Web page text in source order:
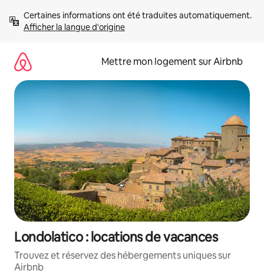
directement
Afficher la langue d'origine
Mettre mon logement sur Airbnb
Londolatico : locations de vacances
Trouvez et réservez des hébergements uniques sur
Airbnb